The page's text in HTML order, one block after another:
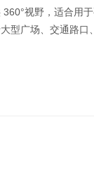
视野，适合用
型广场、交通路